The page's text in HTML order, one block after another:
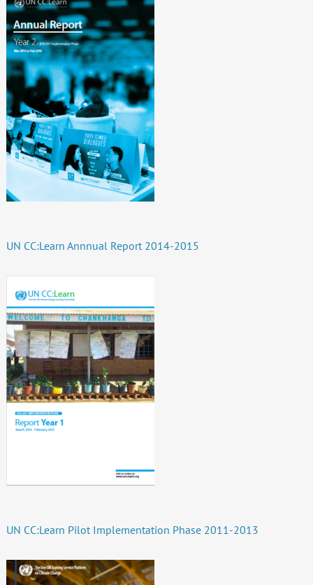
UN CC:Learn Annnual Report 2014-2015
UN CC:Learn Pilot Implementation Phase 2011-2013